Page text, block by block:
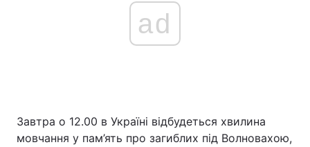
ad
Завтра о 12.00 в Україні відбудеться хвилина
мовчання у пам’ять про загиблих під Волновахою,